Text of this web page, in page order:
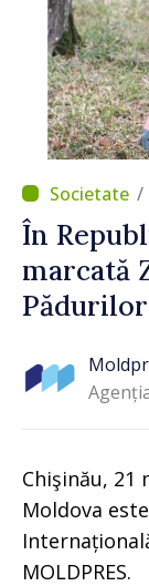
/
În
marcată
Pădurilor
Chişinău, 21
Moldova
MOLDPRES.